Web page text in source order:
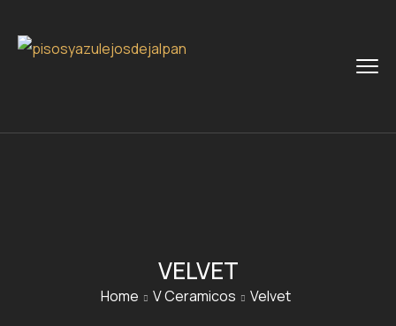
VELVET
Home V Ceramicos Velvet